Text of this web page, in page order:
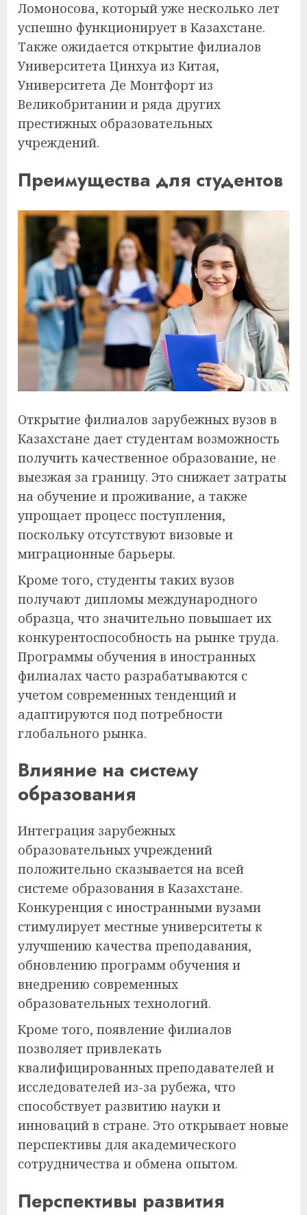
Ломоносова, который уже несколько лет
успешно функционирует в Казахстане.
Также ожидается открытие филиалов
Университета Цинхуа из Китая,
Университета Де Монтфорт из
Великобритании и ряда других
престижных образовательных
учреждений.
Преимущества для студентов
Открытие филиалов зарубежных вузов в
Казахстане дает студентам возможность
получить качественное образование, не
выезжая за границу. Это снижает затраты
на обучение и проживание, а также
упрощает процесс поступления,
поскольку отсутствуют визовые и
миграционные барьеры.
Кроме того, студенты таких вузов
получают дипломы международного
образца, что значительно повышает их
конкурентоспособность на рынке труда.
Программы обучения в иностранных
филиалах часто разрабатываются с
учетом современных тенденций и
адаптируются под потребности
глобального рынка.
Влияние на систему
образования
Интеграция зарубежных
образовательных учреждений
положительно сказывается на всей
системе образования в Казахстане.
Конкуренция с иностранными вузами
стимулирует местные университеты к
улучшению качества преподавания,
обновлению программ обучения и
внедрению современных
образовательных технологий.
Кроме того, появление филиалов
позволяет привлекать
квалифицированных преподавателей и
исследователей из-за рубежа, что
способствует развитию науки и
инноваций в стране. Это открывает новые
перспективы для академического
сотрудничества и обмена опытом.
Перспективы развития